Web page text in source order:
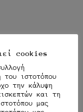
cookies
του ιστοτόπου
την κάλυψη
και τη
μας